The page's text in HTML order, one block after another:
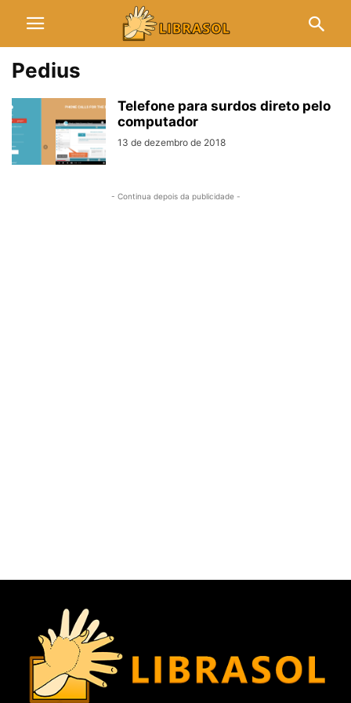
Pedius
Telefone para surdos direto pelo
computador
13 de dezembro de 2018
- Continua depois da publicidade -